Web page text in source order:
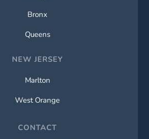
Bronx
Queens
NEW JERSEY
Marlton
West Orange
CONTACT